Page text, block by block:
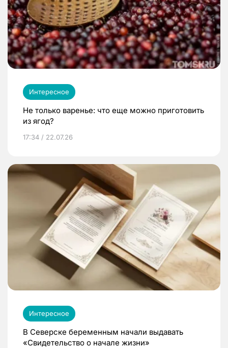
Интересное
Не только варенье: что еще можно приготовить
из ягод?
17:34 / 22.07.26
Интересное
В Северске беременным начали выдавать
«Свидетельство о начале жизни»